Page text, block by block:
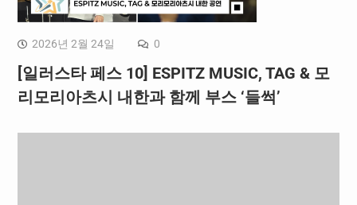
2026년 2월 24일 0
[일러스타 페스 10] ESPITZ MUSIC, TAG & 모
리모리아츠시 내한과 함께 부스 ‘들썩’